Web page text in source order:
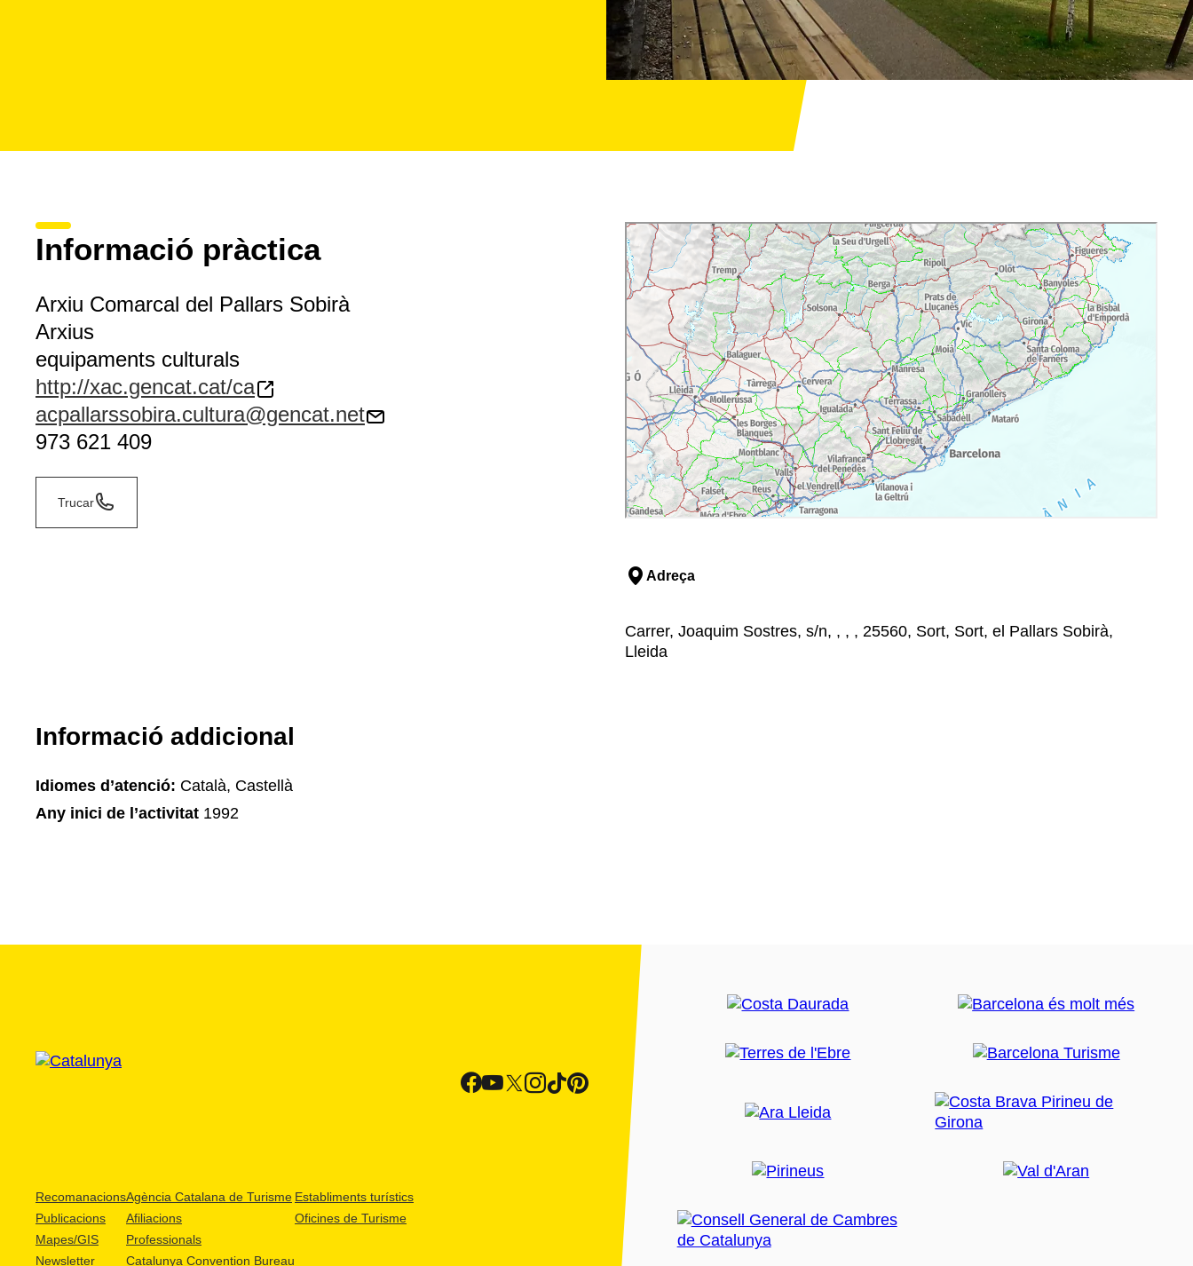
Informació pràctica
Arxiu Comarcal del Pallars Sobirà
Arxius
equipaments culturals
http://xac.gencat.cat/ca
acpallarssobira.cultura@gencat.net
973 621 409
Trucar
Adreça
Carrer, Joaquim Sostres, s/n, , , , 25560, Sort, Sort, el Pallars Sobirà,
Lleida
Informació addicional
Idiomes d’atenció: Català, Castellà
Any inici de l’activitat 1992
Recomanacions
Publicacions
Mapes/GIS
Newsletter
Agència Catalana de Turisme
Afiliacions
Professionals
Catalunya Convention Bureau
Establiments turístics
Oficines de Turisme